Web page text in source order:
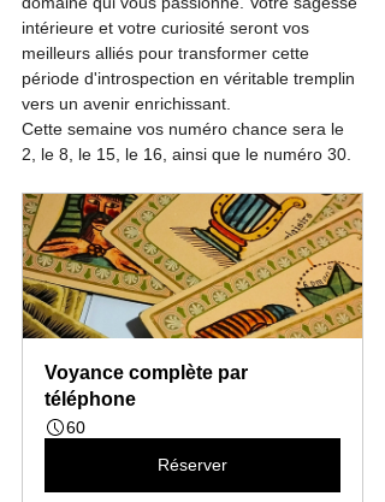
intérieure et votre curiosité seront vos
meilleurs alliés pour transformer cette
période d'introspection en véritable tremplin
vers un avenir enrichissant.
Cette semaine vos numéro chance sera le
2, le 8, le 15, le 16, ainsi que le numéro 30.
Voyance complète par
téléphone
60
Réserver